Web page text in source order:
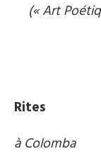
(« Art
Rites
à Colomba